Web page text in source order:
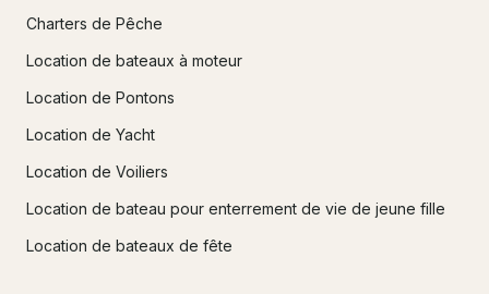
Charters de Pêche
Location de bateaux à moteur
Location de Pontons
Location de Yacht
Location de Voiliers
Location de bateau pour enterrement de vie de jeune fille
Location de bateaux de fête